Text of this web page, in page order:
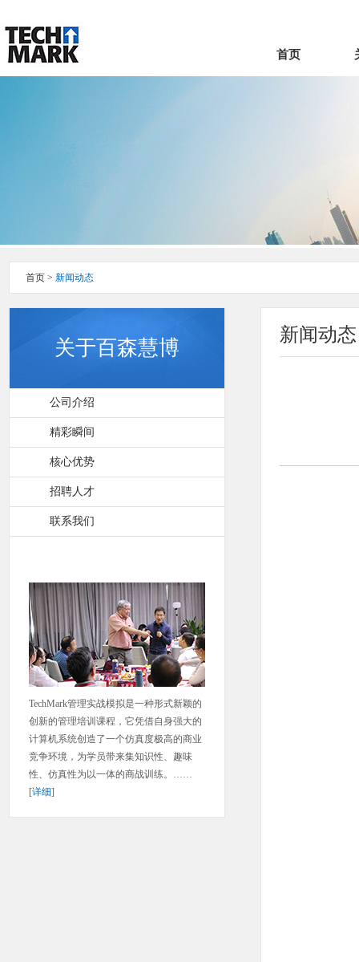
首页
首页 > 新闻动态
关于百森慧博
公司介绍
精彩瞬间
核心优势
招聘人才
联系我们
TechMark管理实战模拟是一种形式新颖的
创新的管理培训课程，它凭借自身强大的
计算机系统创造了一个仿真度极高的商业
竞争环境，为学员带来集知识性、趣味
性、仿真性为以一体的商战训练。……
[详细]
新闻动态